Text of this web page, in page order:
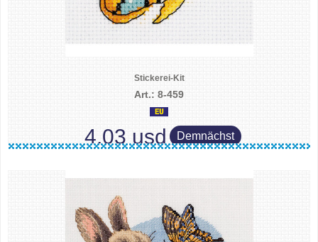
Stickerei-Kit
Art.: 8-459
4.03 usd Demnächst